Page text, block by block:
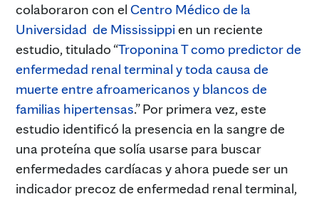
colaboraron con el Centro Médico de la
Universidad de Mississippien un reciente
estudio, titulado “Troponina T como predictor de
enfermedad renal terminal y toda causa de
muerte entre afroamericanos y blancos de
familias hipertensas.” Por primera vez, este
estudio identificó la presencia en la sangre de
una proteína que solía usarse para buscar
enfermedades cardíacas y ahora puede ser un
indicador precoz de enfermedad renal terminal,